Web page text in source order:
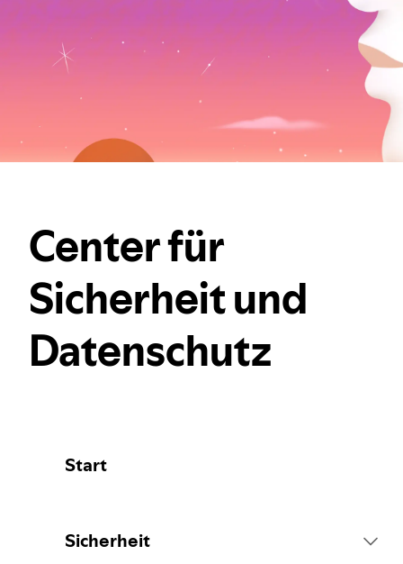
Center für
Sicherheit und
Datenschutz
Start
Sicherheit